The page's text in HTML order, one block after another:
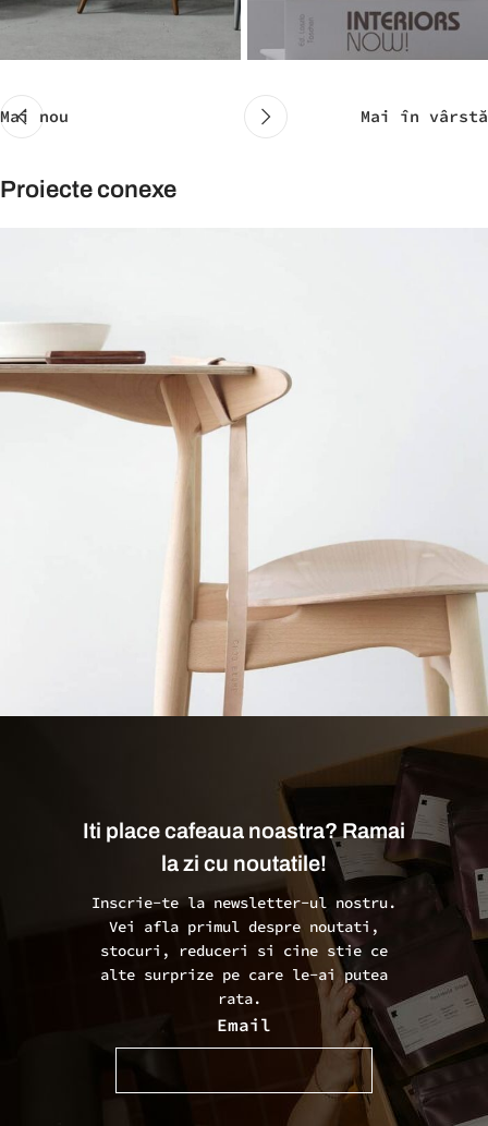
Mai nou Mai în vârstă
Proiecte conexe
Iti place cafeaua noastra? Ramai
la zi cu noutatile!
Inscrie-te la newsletter-ul nostru.
Vei afla primul despre noutati,
stocuri, reduceri si cine stie ce
alte surprize pe care le-ai putea
rata.
Email